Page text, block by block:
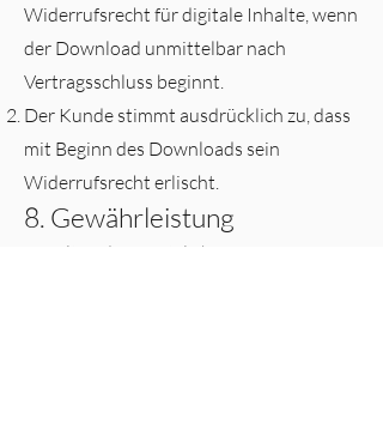
Widerrufsrecht für digitale Inhalte, wenn
der Download unmittelbar nach
Vertragsschluss beginnt.
Der Kunde stimmt ausdrücklich zu, dass
mit Beginn des Downloads sein
Widerrufsrecht erlischt.
8. Gewährleistung
Es gelten die gesetzlichen